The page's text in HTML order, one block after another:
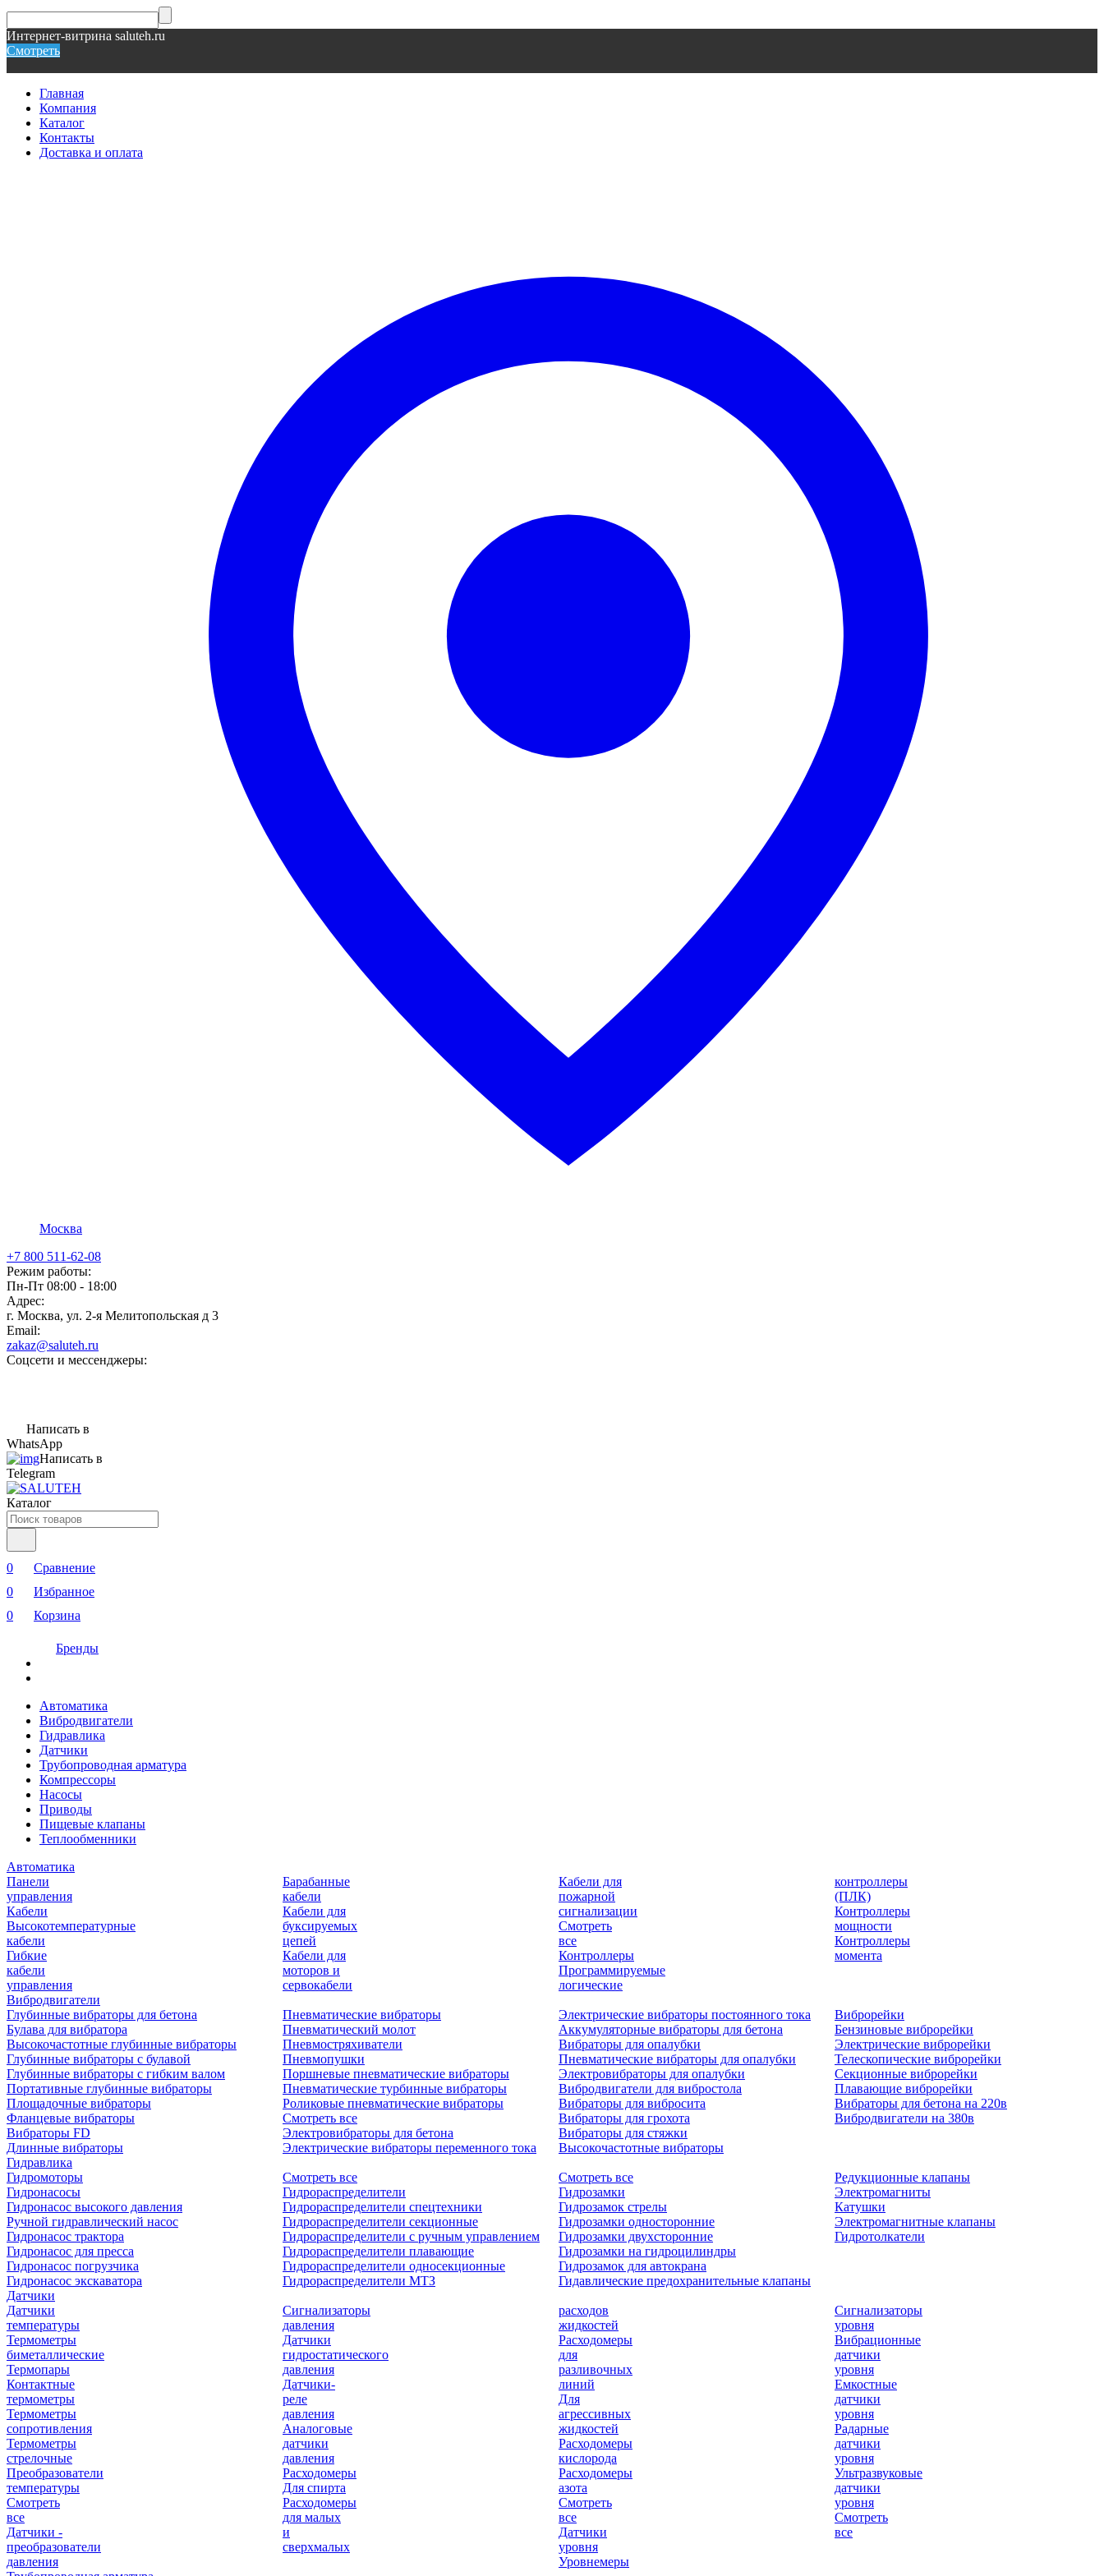
Интернет-витрина saluteh.ru
Смотреть
Главная
Компания
Каталог
Контакты
Доставка и оплата
Москва
+7 800 511-62-08
Режим работы:
Пн-Пт 08:00 - 18:00
Адрес:
г. Москва, ул. 2-я Мелитопольская д 3
Email:
zakaz@saluteh.ru
Соцсети и мессенджеры:
Написать в
WhatsApp
Написать в
Telegram
Каталог
0
Сравнение
0
Избранное
0
Корзина
Бренды
Автоматика
Вибродвигатели
Гидравлика
Датчики
Трубопроводная арматура
Компрессоры
Насосы
Приводы
Пищевые клапаны
Теплообменники
Автоматика
Панели
управления
Кабели
Высокотемпературные
кабели
Гибкие
кабели
управления
Барабанные
кабели
Кабели для
буксируемых
цепей
Кабели для
моторов и
сервокабели
Кабели для
пожарной
сигнализации
Смотреть
все
Контроллеры
Программируемые
логические
контроллеры
(ПЛК)
Контроллеры
мощности
Контроллеры
момента
Вибродвигатели
Глубинные вибраторы для бетона
Булава для вибратора
Высокочастотные глубинные вибраторы
Глубинные вибраторы с булавой
Глубинные вибраторы с гибким валом
Портативные глубинные вибраторы
Площадочные вибраторы
Фланцевые вибраторы
Вибраторы FD
Длинные вибраторы
Пневматические вибраторы
Пневматический молот
Пневмостряхиватели
Пневмопушки
Поршневые пневматические вибраторы
Пневматические турбинные вибраторы
Роликовые пневматические вибраторы
Смотреть все
Электровибраторы для бетона
Электрические вибраторы переменного тока
Электрические вибраторы постоянного тока
Аккумуляторные вибраторы для бетона
Вибраторы для опалубки
Пневматические вибраторы для опалубки
Электровибраторы для опалубки
Вибродвигатели для вибростола
Вибраторы для вибросита
Вибраторы для грохота
Вибраторы для стяжки
Высокочастотные вибраторы
Виброрейки
Бензиновые виброрейки
Электрические виброрейки
Телескопические виброрейки
Секционные виброрейки
Плавающие виброрейки
Вибраторы для бетона на 220в
Вибродвигатели на 380в
Гидравлика
Гидромоторы
Гидронасосы
Гидронасос высокого давления
Ручной гидравлический насос
Гидронасос трактора
Гидронасос для пресса
Гидронасос погрузчика
Гидронасос экскаватора
Смотреть все
Гидрораспределители
Гидрораспределители спецтехники
Гидрораспределители секционные
Гидрораспределители с ручным управлением
Гидрораспределители плавающие
Гидрораспределители односекционные
Гидрораспределители МТЗ
Смотреть все
Гидрозамки
Гидрозамок стрелы
Гидрозамки односторонние
Гидрозамки двухсторонние
Гидрозамки на гидроцилиндры
Гидрозамок для автокрана
Гидавлические предохранительные клапаны
Редукционные клапаны
Электромагниты
Катушки
Электромагнитные клапаны
Гидротолкатели
Датчики
Датчики
температуры
Термометры
биметаллические
Термопары
Контактные
термометры
Термометры
сопротивления
Термометры
стрелочные
Преобразователи
температуры
Смотреть
все
Датчики -
преобразователи
давления
Сигнализаторы
давления
Датчики
гидростатического
давления
Датчики-
реле
давления
Аналоговые
датчики
давления
Расходомеры
Для спирта
Расходомеры
для малых
и
сверхмалых
расходов
жидкостей
Расходомеры
для
разливочных
линий
Для
агрессивных
жидкостей
Расходомеры
кислорода
Расходомеры
азота
Смотреть
все
Датчики
уровня
Уровнемеры
Сигнализаторы
уровня
Вибрационные
датчики
уровня
Емкостные
датчики
уровня
Радарные
датчики
уровня
Ультразвуковые
датчики
уровня
Смотреть
все